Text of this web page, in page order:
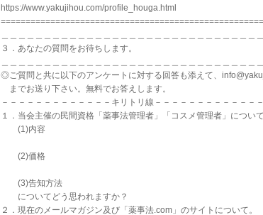
https://www.yakujihou.com/profile_houga.html
３．あなたの質問をお待ちします。
◎ご質問と共に以下のアンケートに対する回答も添えて、
までお送り下さい。無料でお答えします。
－－－－－－－－－－－－－キリトリ線－－－－－－－－－－－－
１．当会主催の民間資格「薬事法管理者」「コスメ管理者」について
(1)内容
(2)価格
(3)告知方法
についてどう思われますか？
２．現在のメールマガジン及び「薬事法.com」のサイトについて。